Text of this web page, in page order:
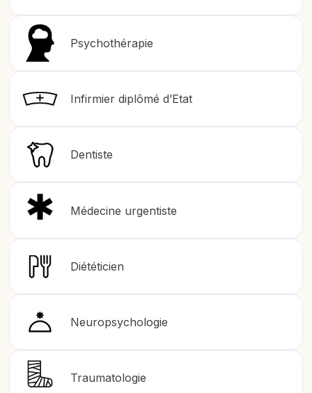
Psychothérapie
Infirmier diplômé d’Etat
Dentiste
Médecine urgentiste
Diététicien
Neuropsychologie
Traumatologie